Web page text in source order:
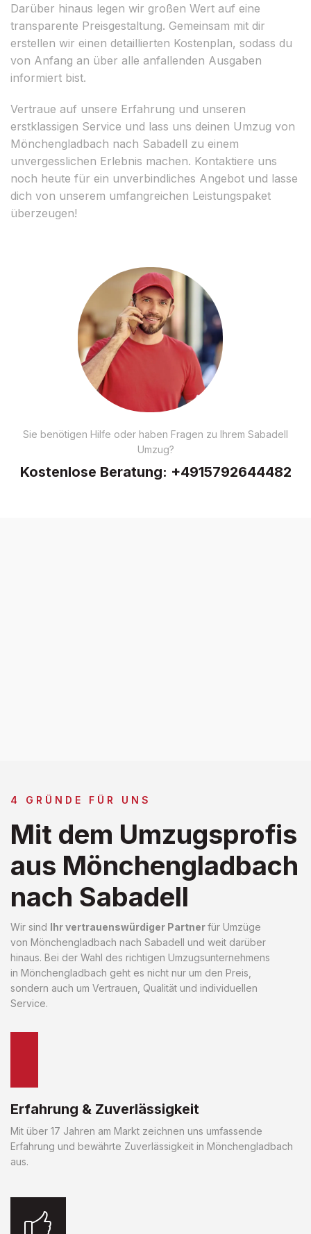
Darüber hinaus legen wir großen Wert auf eine
transparente Preisgestaltung. Gemeinsam mit dir
erstellen wir einen detaillierten Kostenplan, sodass du
von Anfang an über alle anfallenden Ausgaben
informiert bist.
Vertraue auf unsere Erfahrung und unseren
erstklassigen Service und lass uns deinen Umzug von
Mönchengladbach nach Sabadell zu einem
unvergesslichen Erlebnis machen. Kontaktiere uns
noch heute für ein unverbindliches Angebot und lasse
dich von unserem umfangreichen Leistungspaket
überzeugen!
Sie benötigen Hilfe oder haben Fragen zu Ihrem Sabadell
Umzug?
Kostenlose Beratung: +4915792644482
4 GRÜNDE FÜR UNS
Mit dem Umzugsprofis
aus Mönchengladbach
nach Sabadell
Wir sind Ihr vertrauenswürdiger Partnerfür Umzüge
von Mönchengladbach nach Sabadell und weit darüber
hinaus. Bei der Wahl des richtigen Umzugsunternehmens
in Mönchengladbach geht es nicht nur um den Preis,
sondern auch um Vertrauen, Qualität und individuellen
Service.
Erfahrung & Zuverlässigkeit
Mit über 17 Jahren am Markt zeichnen uns umfassende
Erfahrung und bewährte Zuverlässigkeit in Mönchengladbach
aus.